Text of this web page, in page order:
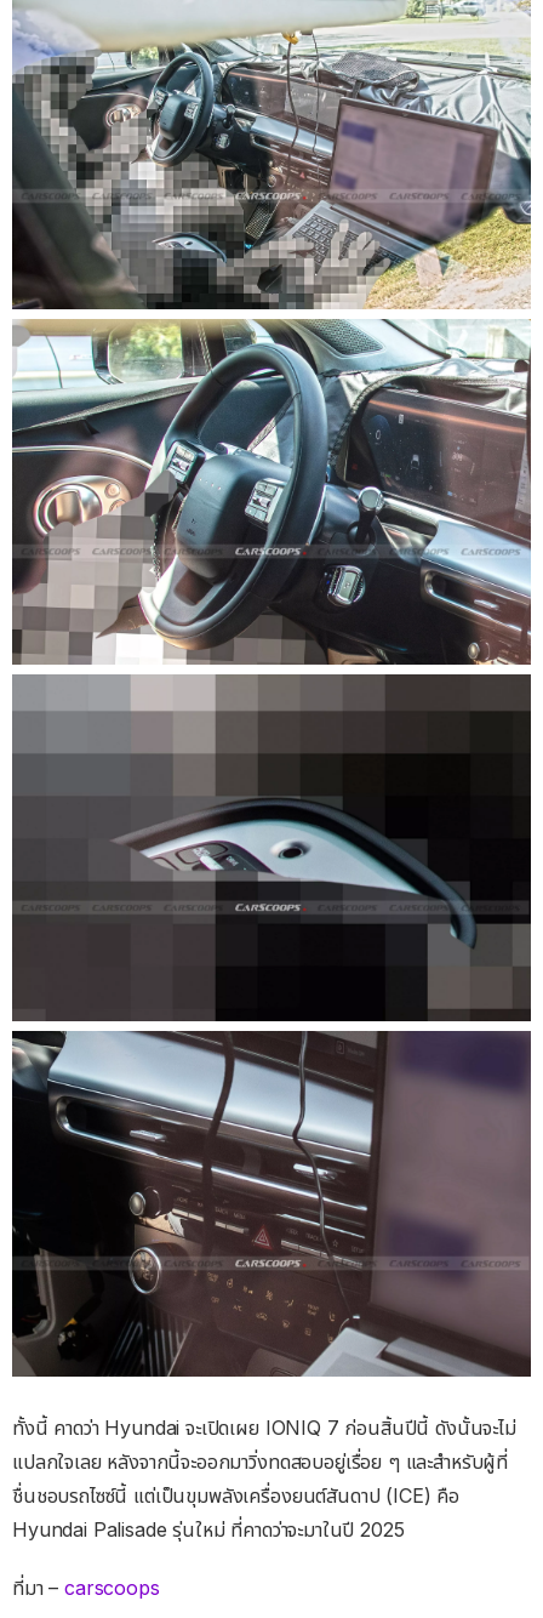
ทั้งนี้ คาดว่า Hyundai จะเปิดเผย IONIQ 7 ก่อนสิ้นปีนี้ ดังนั้นจะไม่
แปลกใจเลย หลังจากนี้จะออกมาวิ่งทดสอบอยู่เรื่อย ๆ และสำหรับผู้ที่
ชื่นชอบรถไซซ์นี้ แต่เป็นขุมพลังเครื่องยนต์สันดาป (ICE) คือ
Hyundai Palisade รุ่นใหม่ ที่คาดว่าจะมาในปี 2025
ที่มา –carscoops